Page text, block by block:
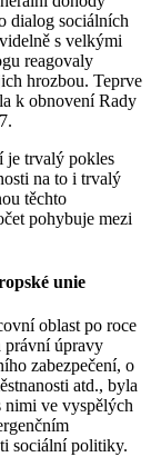
dialog sociálních
s velkými
reagovaly
hrozbou. Teprve
k obnovení Rady
je trvalý pokles
na to i trvalý
těchto
pohybuje mezi
unie
oblast po roce
právní úpravy
zabezpečení, o
atd., byla
nimi ve vyspělých
sociální politiky.